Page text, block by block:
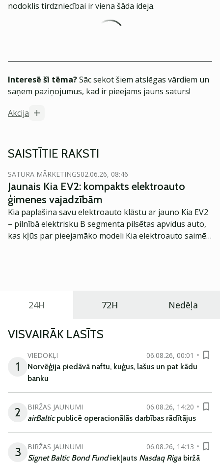
nodoklis tirdzniecībai ir viena šāda ideja.
Interesē šī tēma?Sāc sekot šiem atslēgas vārdiem un
saņem paziņojumus, kad ir pieejams jauns saturs!
Akcija
SAISTĪTIE RAKSTI
SATURA MĀRKETINGS02.06.26, 08:46
Jaunais Kia EV2: kompakts elektroauto
ģimenes vajadzībām
Kia paplašina savu elektroauto klāstu ar jauno Kia EV2
– pilnībā elektrisku B segmenta pilsētas apvidus auto,
kas kļūs par pieejamāko modeli Kia elektroauto saimē
24H 72H Nedēļa
VISVAIRĀK LASĪTS
1
VIEDOKĻI
06.08.26, 00:01
Norvēģija piedāvā naftu, kuģus, lašus un pat kādu
banku
2 BIRŽAS JAUNUMI
06.08.26, 14:20
airBalticpublicē operacionālās darbības rādītājus
3 BIRŽAS JAUNUMI
06.08.26, 14:13
Signet Baltic Bond Fundiekļauts Nasdaq Riga biržā